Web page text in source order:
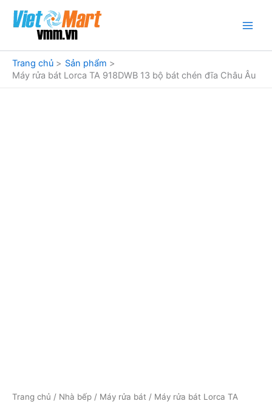
dung
Trang chủ
Sản phẩm
Máy rửa bát Lorca TA 918DWB 13 bộ bát chén đĩa Châu Âu
Trang chủ / Nhà bếp / Máy rửa bát / Máy rửa bát Lorca TA